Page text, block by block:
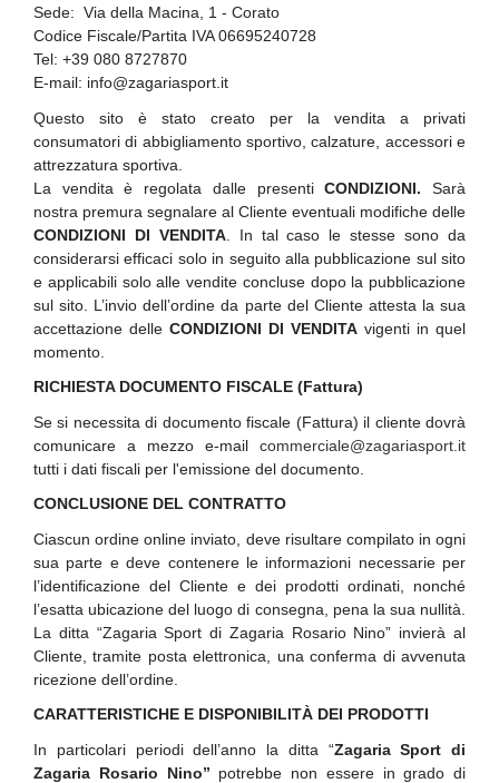
Sede: Via della Macina, 1 - Corato
Codice Fiscale/Partita IVA 06695240728
Tel: +39 080 8727870
E-mail: info@zagariasport.it
Questo sito è stato creato per la vendita a privati
consumatori di abbigliamento sportivo, calzature, accessori e
attrezzatura sportiva.
La vendita è regolata dalle presentiCONDIZIONI. Sarà
nostra premura segnalare al Cliente eventuali modifiche delle
CONDIZIONI DI VENDITA. In tal caso le stesse sono da
considerarsi efficaci solo in seguito alla pubblicazione sul sito
e applicabili solo alle vendite concluse dopo la pubblicazione
sul sito. L’invio dell’ordine da parte del Cliente attesta la sua
accettazione delle CONDIZIONI DI VENDITA vigenti in quel
momento.
RICHIESTA DOCUMENTO FISCALE (Fattura)
Se si necessita di documento fiscale (Fattura) il cliente dovrà
comunicare a mezzo e-mail commerciale@zagariasport.it
tutti i dati fiscali per l'emissione del documento.
CONCLUSIONE DEL CONTRATTO
Ciascun ordine online inviato, deve risultare compilato in ogni
sua parte e deve contenere le informazioni necessarie per
l’identificazione del Cliente e dei prodotti ordinati, nonché
l’esatta ubicazione del luogo di consegna, pena la sua nullità.
La ditta “Zagaria Sport di Zagaria Rosario Nino” invierà al
Cliente, tramite posta elettronica, una conferma di avvenuta
ricezione dell’ordine.
CARATTERISTICHE E DISPONIBILITÀ DEI PRODOTTI
In particolari periodi dell’anno la ditta “Zagaria Sport di
Zagaria Rosario Nino” potrebbe non essere in grado di